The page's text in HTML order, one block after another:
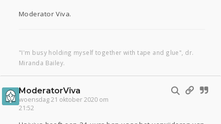
Moderator Viva.
"I'm busy holding myself together with tape and glue", dr.
Miranda Bailey.
ModeratorViva
woensdag 21 oktober 2020 om
21:52